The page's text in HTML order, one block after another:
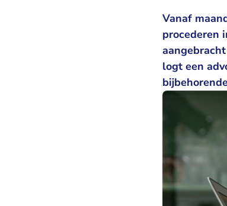
Vanaf
procederen
logt een